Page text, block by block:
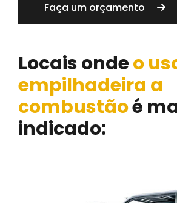
Faça um orçamento
Locais ondeo
empilhadeira a
combustãoé
indicado: